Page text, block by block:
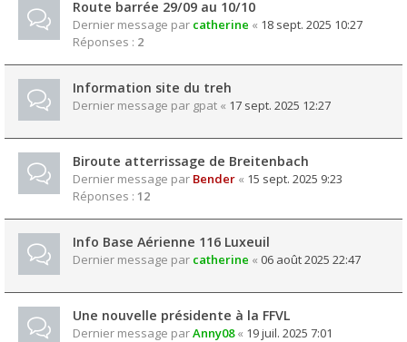
Route barrée 29/09 au 10/10
Dernier message par catherine « 18 sept. 2025 10:27
Réponses : 2
Information site du treh
Dernier message par gpat « 17 sept. 2025 12:27
Biroute atterrissage de Breitenbach
Dernier message par Bender « 15 sept. 2025 9:23
Réponses : 12
Info Base Aérienne 116 Luxeuil
Dernier message par catherine « 06 août 2025 22:47
Une nouvelle présidente à la FFVL
Dernier message parAnny08« 19 juil. 2025 7:01